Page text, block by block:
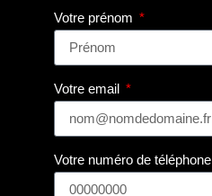
Votre prénom
Votre email
Votre numéro de téléphone